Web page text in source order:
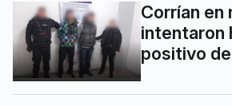
Corrían en
intentaron
positivo